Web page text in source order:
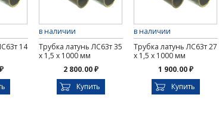
14
в наличии
Трубка латунь ЛС63т 35
х 1,5 х 1000 мм
2 800.00 ₽
Купить
в наличии
Трубка латунь ЛС63т 27
х 1,5 х 1000 мм
1 900.00 ₽
Купить